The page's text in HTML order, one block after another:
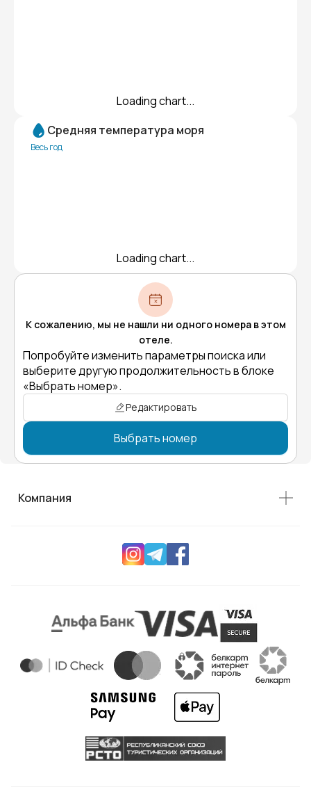
Loading chart...
Средняя температура моря
Весь год
Loading chart...
К сожалению, мы не нашли ни одного номера в этом
отеле.
Попробуйте изменить параметры поиска или
выберите другую продолжительность в блоке
«Выбрать номер».
Редактировать
Выбрать номер
Компания